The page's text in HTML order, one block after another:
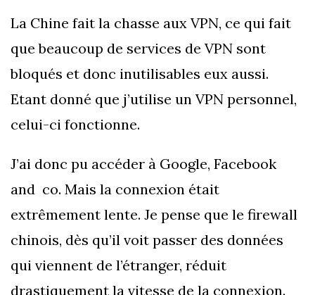
La Chine fait la chasse aux VPN, ce qui fait
que beaucoup de services de VPN sont
bloqués et donc inutilisables eux aussi.
Etant donné que j’utilise un VPN personnel,
celui-ci fonctionne.
J’ai donc pu accéder à Google, Facebook
and co. Mais la connexion était
extrêmement lente. Je pense que le firewall
chinois, dès qu’il voit passer des données
qui viennent de l’étranger, réduit
drastiquement la vitesse de la connexion.